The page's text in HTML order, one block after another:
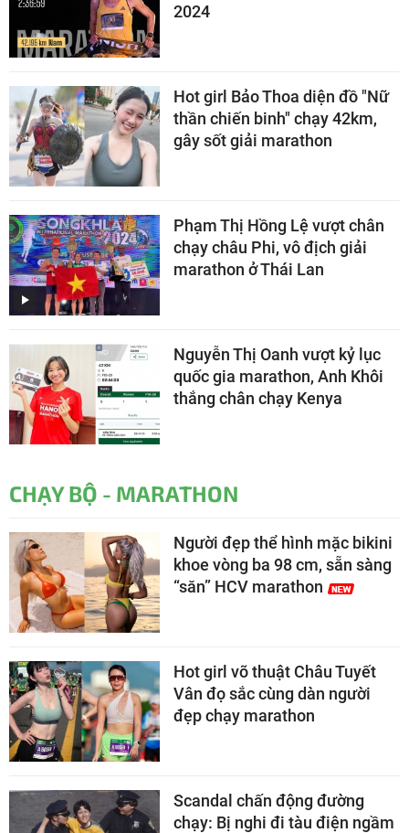
2024
Hot girl Bảo Thoa diện đồ "Nữ
thần chiến binh" chạy 42km,
gây sốt giải marathon
Phạm Thị Hồng Lệ vượt chân
chạy châu Phi, vô địch giải
marathon ở Thái Lan
Nguyễn Thị Oanh vượt kỷ lục
quốc gia marathon, Anh Khôi
thắng chân chạy Kenya
CHẠY BỘ - MARATHON
Người đẹp thể hình mặc bikini
khoe vòng ba 98 cm, sẵn sàng
“săn” HCV marathon
Hot girl võ thuật Châu Tuyết
Vân đọ sắc cùng dàn người
đẹp chạy marathon
Scandal chấn động đường
chạy: Bị nghi đi tàu điện ngầm